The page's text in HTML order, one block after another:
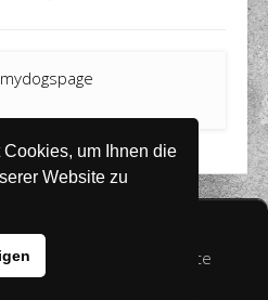
mydogspage
- Hovawart - Zuchtstätte
um Ihnen die
Website zu